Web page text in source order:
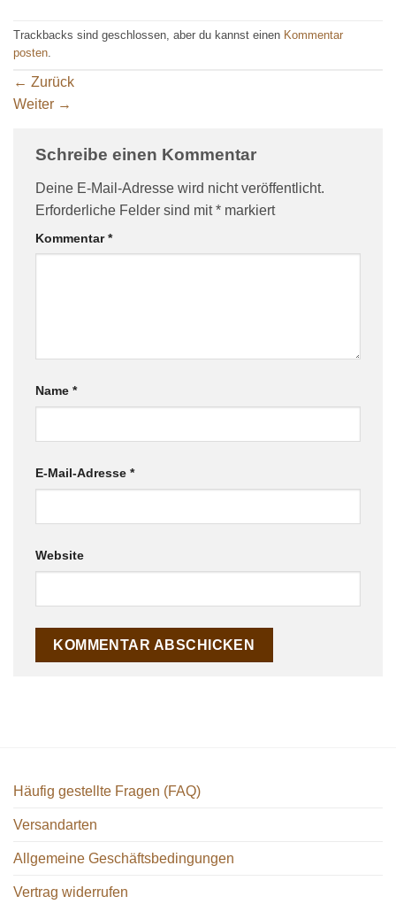
Trackbacks sind geschlossen, aber du kannst einen Kommentar
posten.
← Zurück
Weiter →
Schreibe einen Kommentar
Deine E-Mail-Adresse wird nicht veröffentlicht.
Erforderliche Felder sind mit* markiert
Kommentar*
Name *
E-Mail-Adresse *
Website
Häufig gestellte Fragen (FAQ)
Versandarten
Allgemeine Geschäftsbedingungen
Vertrag widerrufen